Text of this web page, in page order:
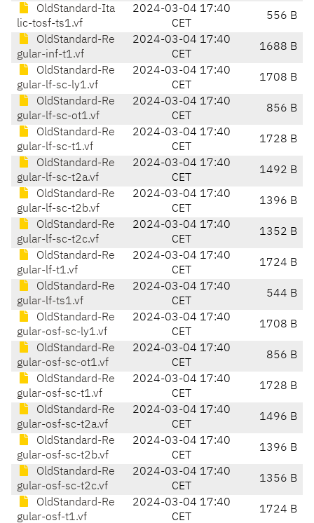
OldStandard-Ita
lic-tosf-ts1.vf
2024-03-04 17:40
CET
556 B
OldStandard-Re
gular-inf-t1.vf
2024-03-04 17:40
CET
1688 B
OldStandard-Re
gular-lf-sc-ly1.vf
2024-03-04 17:40
CET
1708 B
OldStandard-Re
gular-lf-sc-ot1.vf
2024-03-04 17:40
CET
856 B
OldStandard-Re
gular-lf-sc-t1.vf
2024-03-04 17:40
CET
1728 B
OldStandard-Re
gular-lf-sc-t2a.vf
2024-03-04 17:40
CET
1492 B
OldStandard-Re
gular-lf-sc-t2b.vf
2024-03-04 17:40
CET
1396 B
OldStandard-Re
gular-lf-sc-t2c.vf
2024-03-04 17:40
CET
1352 B
OldStandard-Re
gular-lf-t1.vf
2024-03-04 17:40
CET
1724 B
OldStandard-Re
gular-lf-ts1.vf
2024-03-04 17:40
CET
544 B
OldStandard-Re
gular-osf-sc-ly1.vf
2024-03-04 17:40
CET
1708 B
OldStandard-Re
gular-osf-sc-ot1.vf
2024-03-04 17:40
CET
856 B
OldStandard-Re
gular-osf-sc-t1.vf
2024-03-04 17:40
CET
1728 B
OldStandard-Re
gular-osf-sc-t2a.vf
2024-03-04 17:40
CET
1496 B
OldStandard-Re
gular-osf-sc-t2b.vf
2024-03-04 17:40
CET
1396 B
OldStandard-Re
gular-osf-sc-t2c.vf
2024-03-04 17:40
CET
1356 B
OldStandard-Re
gular-osf-t1.vf
2024-03-04 17:40
CET
1724 B